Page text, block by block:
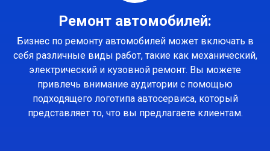
Ремонт автомобилей:
Бизнес по ремонту автомобилей может включать в
себя различные виды работ, такие как механический,
электрический и кузовной ремонт. Вы можете
привлечь внимание аудитории с помощью
подходящего логотипа автосервиса, который
представляет то, что вы предлагаете клиентам.